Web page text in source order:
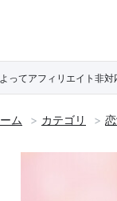
ってアフィリエイト非
ム カテゴリ